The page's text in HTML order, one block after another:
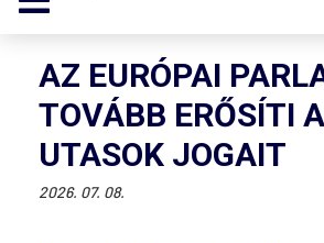
AZ EURÓPAI
TOVÁBB ERŐSÍTI
UTASOK JOGAIT
2026. 07. 08.